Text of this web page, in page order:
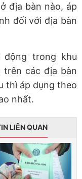
địa bàn nào, áp
đối với địa bàn
động trong khu
trên các địa bàn
thì áp dụng theo
nhất.
LIÊN QUAN